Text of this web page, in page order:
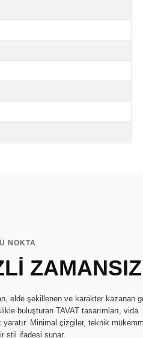
NOKTA
elde şekillenen ve karakter kazanan
buluşturan TAVAT tasarımları, vida
yaratır. Minimal çizgiler, teknik
stil ifadesi sunar.